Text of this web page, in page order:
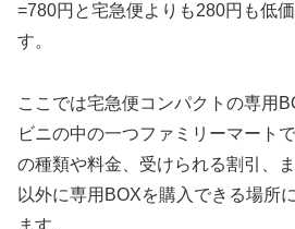
=780円と宅急便よりも280円も低
す。
ここでは宅急便コンパクトの専用
ビニの中の一つファミリーマート
の種類や料金、受けられる割引、
以外に専用BOXを購入できる場所